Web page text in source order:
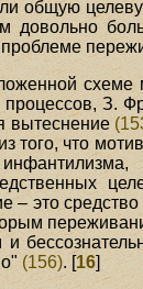
общую
довольно
схеме
З.
вытеснение
того, что
– это средство
(156). [16]